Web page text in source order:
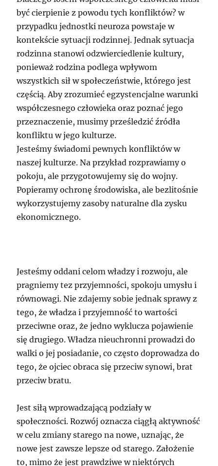
być cierpienie z powodu tych konfliktów? w
przypadku jednostki neuroza powstaje w
kontekście sytuacji rodzinnej. Jednak sytuacja
rodzinna stanowi odzwierciedlenie kultury,
ponieważ rodzina podlega wpływom
wszystkich sił w społeczeństwie, którego jest
częścią. Aby zrozumieć egzystencjalne warunki
współczesnego człowieka oraz poznać jego
przeznaczenie, musimy prześledzić źródła
konfliktu w jego kulturze.
Jesteśmy świadomi pewnych konfliktów w
naszej kulturze. Na przykład rozprawiamy o
pokoju, ale przygotowujemy się do wojny.
Popieramy ochronę środowiska, ale bezlitośnie
wykorzystujemy zasoby naturalne dla zysku
ekonomicznego.
Jesteśmy oddani celom władzy i rozwoju, ale
pragniemy tez przyjemności, spokoju umysłu i
równowagi. Nie zdajemy sobie jednak sprawy z
tego, że władza i przyjemność to wartości
przeciwne oraz, że jedno wyklucza pojawienie
się drugiego. Władza nieuchronni prowadzi do
walki o jej posiadanie, co często doprowadza do
tego, że ojciec obraca się przeciw synowi, brat
przeciw bratu.
Jest siłą wprowadzającą podziały w
społeczności. Rozwój oznacza ciągłą aktywność
w celu zmiany starego na nowe, uznając, że
nowe jest zawsze lepsze od starego. Założenie
to, mimo że jest prawdziwe w niektórych